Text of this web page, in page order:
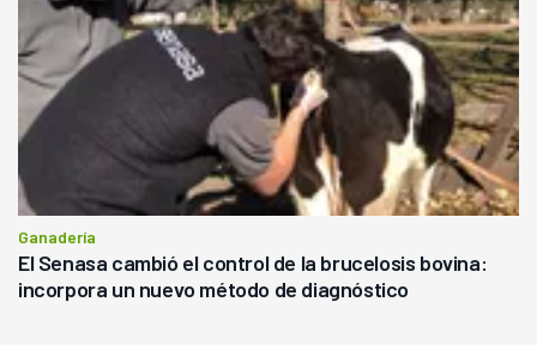
Ganadería
El Senasa cambió el control de la brucelosis bovina:
incorpora un nuevo método de diagnóstico